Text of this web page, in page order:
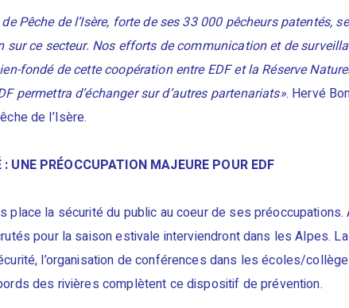
Pêche de l’Isère, forte de ses 33 000 pêcheurs patentés,
sur ce secteur. Nos efforts de communication et de
fondé de cette coopération entre EDF et la Réserve
permettra d’échanger sur d’autres partenariats». Hervé
de l’Isère.
UNE PRÉOCCUPATION MAJEURE POUR EDF
place la sécurité du public au coeur de ses préoccupations.
pour la saison estivale interviendront dans les Alpes.
l’organisation de conférences dans les écoles/
des rivières complètent ce dispositif de prévention.